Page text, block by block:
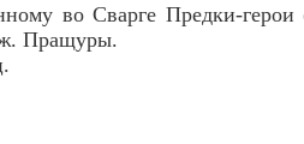
во Сварге Предки-герои
Пращуры.